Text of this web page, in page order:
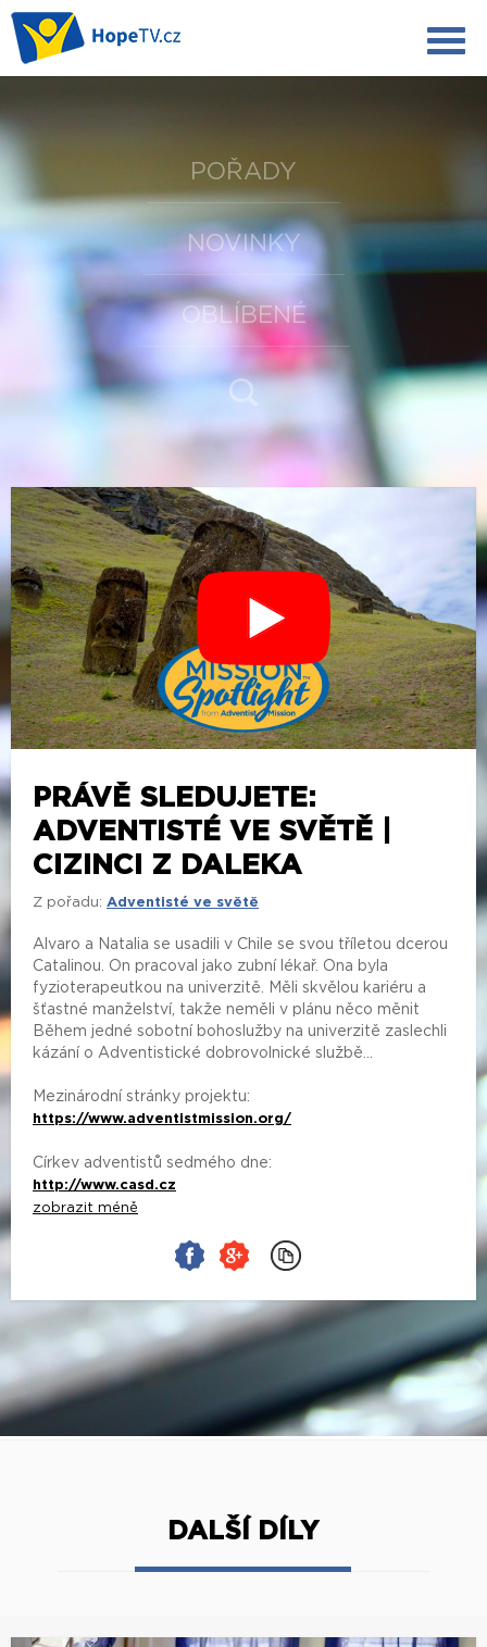
POŘADY
NOVINKY
OBLÍBENÉ
PRÁVĚ SLEDUJETE:
ADVENTISTÉ VE SVĚTĚ |
CIZINCI Z DALEKA
Z pořadu: Adventisté ve světě
Alvaro a Natalia se usadili v Chile se svou tříletou dcerou
Catalinou. On pracoval jako zubní lékař. Ona byla
fyzioterapeutkou na univerzitě. Měli skvělou kariéru a
šťastné manželství, takže neměli v plánu něco měnit
Během jedné sobotní bohoslužby na univerzitě zaslechli
kázání o Adventistické dobrovolnické službě...
Mezinárodní stránky projektu:
https://www.adventistmission.org/
Církev adventistů sedmého dne:
http://www.casd.cz
zobrazit méně
DALŠÍ DÍLY